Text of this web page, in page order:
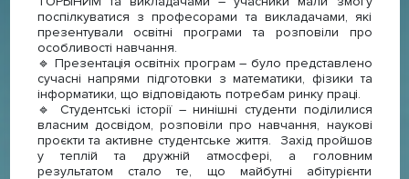
поспілкуватися з професорами та викладачами, які
презентували освітні програми та розповіли про
особливості навчання.
🔹 Презентація освітніх програм – було представлено
сучасні напрями підготовки з математики, фізики та
інформатики, що відповідають потребам ринку праці.
🔹 Студентські історії – нинішні студенти поділилися
власним досвідом, розповіли про навчання, наукові
проєкти та активне студентське життя. Захід пройшов
у теплій та дружній атмосфері, а головним
результатом стало те, що майбутні абітурієнти